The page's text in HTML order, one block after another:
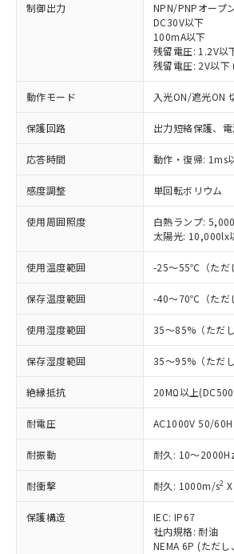
制御出力
NPN/PNPオープ
DC30V以下
100mA以下
残留電圧: 1.2V以
残留電圧: 2V以下
動作モード 入光ON/遮光ON
保護回路 出力短絡保護、
応答時間 動作・復帰: 1ms
感度調整 単回転ボリウム
使用周囲照度
白熱ランプ:
太陽光: 10,000lx
使用温度範囲 -25～55℃（ただ
保存温度範囲 -40～70℃（ただ
使用湿度範囲 35～85%（ただ
保存湿度範囲 35～95%（ただ
絶縁抵抗 20MΩ以上
耐電圧 AC1000V 50/
耐振動 耐久: 10～
耐衝撃 耐久: 1000m/s2
保護構造
IEC: IP67
社内規格: 耐油
NEMA 6P (ただ
ご利用条件
以下の条件をお読みいただき、
ご利用ください。
本サービスは、当社制御
商品の当社在庫状況およ
(税抜)を提供させていた
本サービスの対象外とな
ことをご了承ください。
在庫状況および標準価格照
記載している更新日時点で
タに基づき作成されるもの
覧された時点での実際の
※1 対応状況
対応済み：EU RoHS指令（
非含有に対応した製品が提供可
対応予定：EU RoHS指令（10
有に対応した製品に切り替える
商品です。
非含有に非対応の商品で、対応
定はありません。
調査・確認中：EU RoHS指令（
非含有の対応状況を調査中また
非該当品：ライセンス料など無
害物質有無と関係のない商品で
仕入先様の事情により、非含有
いたものが、含有品と判明した
むを得ず変更することがありま
*EU RoHS指令（10物質）：
鉛(Pb) 1000ppm以下、 水銀(Hg)
ミウム(Cd) 100ppm以下、
※1 中国RoHS○×表
「○」：最大均質材料含有率が
基準値以下であることを示しま
「×」：最大均質材料含有率が
基準値を超えていることを示し
「－」：未確認です。当社販売
い合わせください。
*中国RoHS10物質の基準値 (GB/T26572)：
Pb(鉛) :1000ppm、 Hg(水銀) : 1000ppm
当社は、これら貴社製品
為替および外国貿易法に
または国外への提供する場
国政府の輸出許可(または